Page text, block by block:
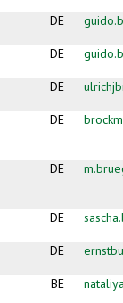
DE
DE
DE
DE
DE
DE
DE
BE